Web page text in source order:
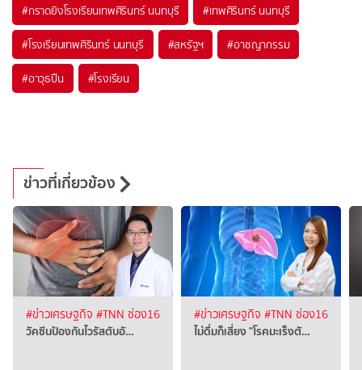
#กราดยิงโรงเรียนเทพศิรินทร์ นนทบุรี #เทพศิรินทร์ นนทบุรี
#โรงเรียนเทพศิรินทร์ นนทบุรี #สหรัฐฯ #อาชญากรรม
#อาวุธปืน #โรงเรียน
ข่าวที่เกี่ยวข้อง
#ข่าวเศรษฐกิจ #TNN ช่อง16
วัคซีนป้องกันไวรัสตับอั…
#ข่าวเศรษฐกิจ #TNN ช่อง16
ไม่ดื่มก็เสี่ยง "โรคมะเร็งตั…